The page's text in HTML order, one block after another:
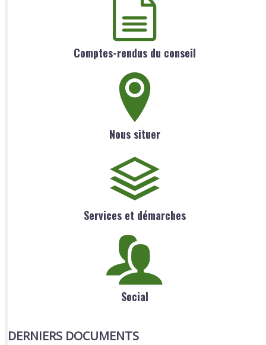
Comptes-rendus du conseil
Nous situer
Services et démarches
Social
DERNIERS DOCUMENTS